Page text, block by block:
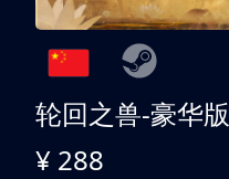
轮回之兽-豪华版
¥ 288